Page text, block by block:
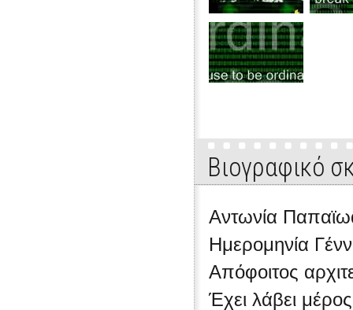
Βιογραφικό
Αντωνία
Ημερομηνία
Απόφοιτος
Έχει λάβει